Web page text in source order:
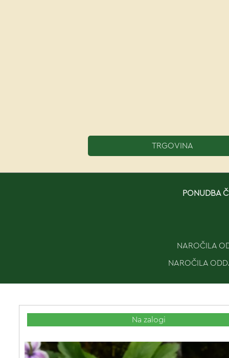
TRGOVINA
PONUDBA
NAROČILA
NAROČILA
Na zalogi